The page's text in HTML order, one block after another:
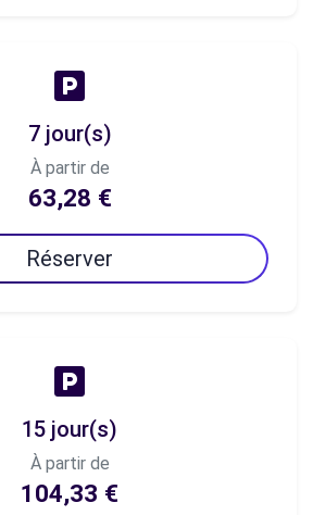
7 jour(s)
À partir de
63,28 €
Réserver
15 jour(s)
À partir de
104,33 €